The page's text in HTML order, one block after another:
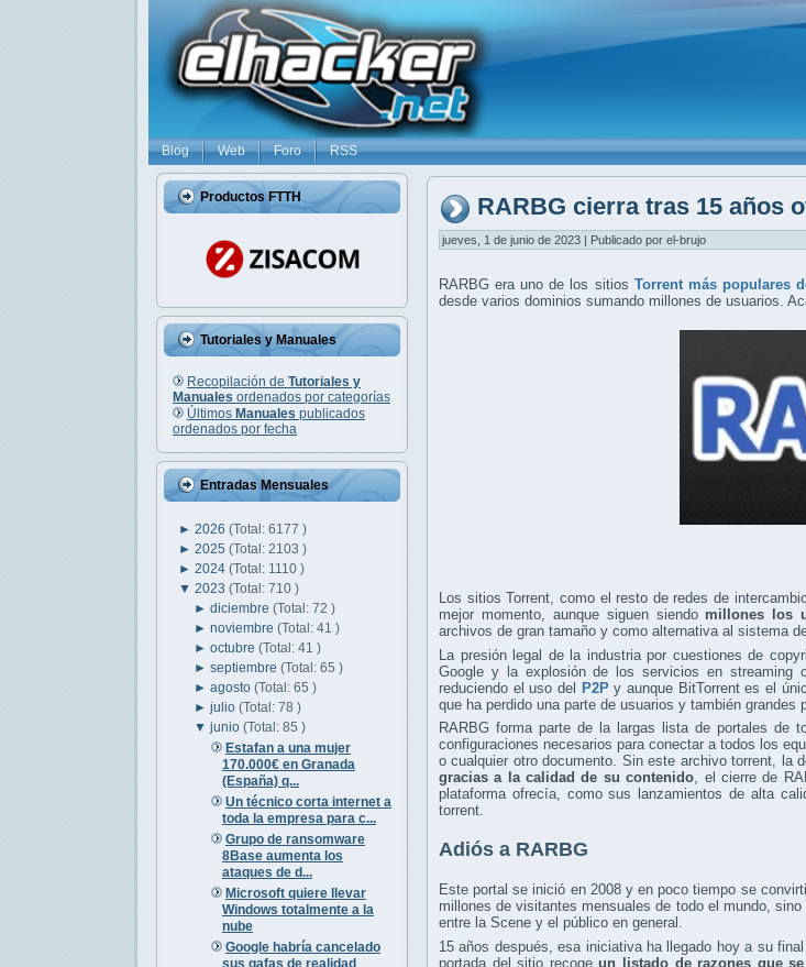
Blog Web Foro RSS
Productos FTTH
Tutoriales y Manuales
Recopilación de Tutoriales y
Manuales ordenados por categorías
Últimos Manuales publicados
ordenados por fecha
Entradas Mensuales
► 2026 (Total: 6177 )
► 2025 (Total: 2103 )
► 2024 (Total: 1110 )
▼ 2023 (Total: 710 )
►diciembre(Total: 72 )
►noviembre(Total: 41 )
►octubre(Total: 41 )
►septiembre(Total: 65 )
►agosto(Total: 65 )
►julio(Total: 78 )
▼junio(Total: 85 )
Estafan a una mujer
170.000€ en Granada
(España) q...
Un técnico corta internet a
toda la empresa para c...
Grupo de ransomware
8Base aumenta los
ataques de d...
Microsoft quiere llevar
Windows totalmente a la
nube
Google habría cancelado
sus gafas de realidad
RARBG cierra tras 15 años
jueves, 1 de junio de 2023 | Publicado por el-brujo
RARBG era uno de los sitios Torrent más populares
desde varios dominios sumando millones de usuarios.
Los sitios Torrent, como el resto de redes de
mejor momento, aunque siguen siendo millones los
archivos de gran tamaño y como alternativa al sistema
La presión legal de la industria por cuestiones de
Google y la explosión de los servicios en streaming
reduciendo el uso del
P2Py aunque BitTorrent es el
que ha perdido una parte de usuarios y también grandes
RARBG forma parte de la largas lista de portales de
configuraciones necesarios para conectar a todos los
o cualquier otro documento. Sin este archivo torrent, la
gracias a la calidad de su contenido, el cierre de
plataforma ofrecía, como sus lanzamientos de alta
torrent.
Adiós a RARBG
Este portal se inició en 2008 y en poco tiempo se
millones de visitantes mensuales de todo el mundo,
entre la Scene y el público en general.
15 años después, esa iniciativa ha llegado hoy a su
portada del sitio recogeun listado de razones que